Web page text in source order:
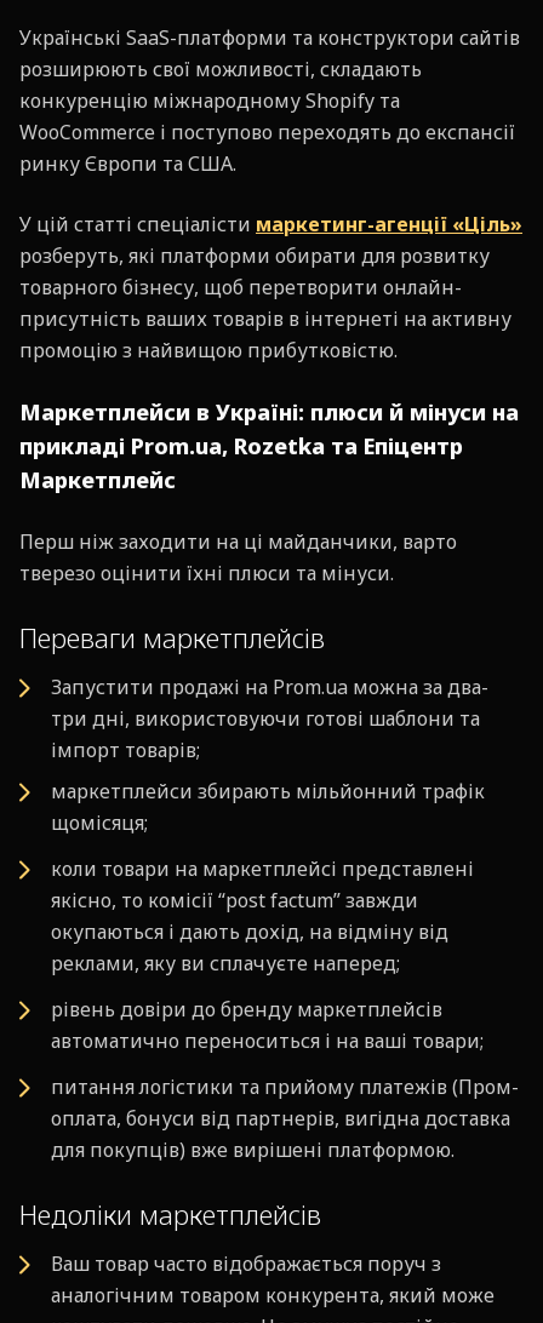
Українські SaaS-платформи та конструктори сайтів
розширюють свої можливості, складають
конкуренцію міжнародному Shopify та
WooCommerce і поступово переходять до експансії
ринку Європи та США.
У цій статті спеціалісти маркетинг-агенції «Ціль»
розберуть, які платформи обирати для розвитку
товарного бізнесу, щоб перетворити онлайн-
присутність ваших товарів в інтернеті на активну
промоцію з найвищою прибутковістю.
Маркетплейси в Україні: плюси й мінуси на
прикладі Prom.ua, Rozetka та Епіцентр
Маркетплейс
Перш ніж заходити на ці майданчики, варто
тверезо оцінити їхні плюси та мінуси.
Переваги маркетплейсів
Запустити продажі на Prom.ua можна за два-
три дні, використовуючи готові шаблони та
імпорт товарів;
маркетплейси збирають мільйонний трафік
щомісяця;
коли товари на маркетплейсі представлені
якісно, то комісії “post factum” завжди
окупаються і дають дохід, на відміну від
реклами, яку ви сплачуєте наперед;
рівень довіри до бренду маркетплейсів
автоматично переноситься і на ваші товари;
питання логістики та прийому платежів (Пром-
оплата, бонуси від партнерів, вигідна доставка
для покупців) вже вирішені платформою.
Недоліки маркетплейсів
Ваш товар часто відображається поруч з
аналогічним товаром конкурента, який може